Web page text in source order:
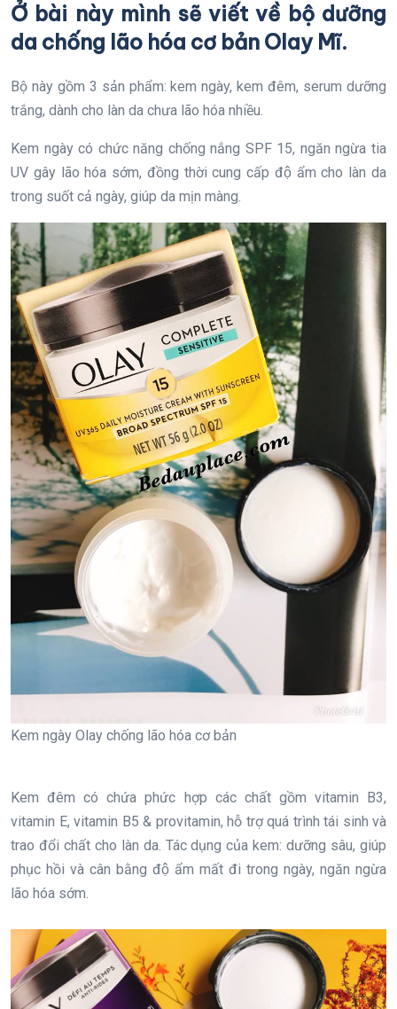
Ở bài này mình sẽ viết về bộ dưỡng
da chống lão hóa cơ bản Olay Mĩ.
Bộ này gồm 3 sản phẩm: kem ngày, kem đêm, serum dưỡng
trắng, dành cho làn da chưa lão hóa nhiều.
Kem ngày có chức năng chống nắng SPF 15, ngăn ngừa tia
UV gây lão hóa sớm, đồng thời cung cấp độ ẩm cho làn da
trong suốt cả ngày, giúp da mịn màng.
Kem ngày Olay chống lão hóa cơ bản
Kem đêm có chứa phức hợp các chất gồm vitamin B3,
vitamin E, vitamin B5 & provitamin, hỗ trợ quá trình tái sinh và
trao đổi chất cho làn da. Tác dụng của kem: dưỡng sâu, giúp
phục hồi và cân bằng độ ẩm mất đi trong ngày, ngăn ngừa
lão hóa sớm.